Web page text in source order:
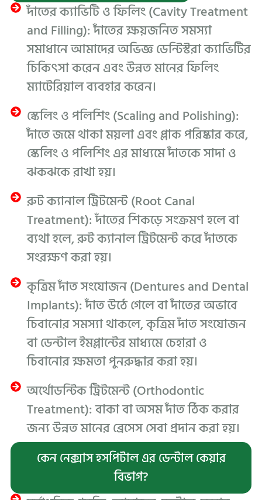
দাঁতের ক্যাভিটি ও ফিলিং (Cavity Treatment
and Filling): দাঁতের ক্ষয়জনিত সমস্যা
সমাধানে আমাদের অভিজ্ঞ ডেন্টিস্টরা ক্যাভিটির
চিকিৎসা করেন এবং উন্নত মানের ফিলিং
ম্যাটেরিয়াল ব্যবহার করেন।
স্কেলিং ও পলিশিং (Scaling and Polishing):
দাঁতে জমে থাকা ময়লা এবং প্লাক পরিষ্কার করে,
স্কেলিং ও পলিশিং এর মাধ্যমে দাঁতকে সাদা ও
ঝকঝকে রাখা হয়।
রুট ক্যানাল ট্রিটমেন্ট (Root Canal
Treatment): দাঁতের শিকড়ে সংক্রমণ হলে বা
ব্যথা হলে, রুট ক্যানাল ট্রিটমেন্ট করে দাঁতকে
সংরক্ষণ করা হয়।
কৃত্রিম দাঁত সংযোজন (Dentures and Dental
Implants): দাঁত উঠে গেলে বা দাঁতের অভাবে
চিবানোর সমস্যা থাকলে, কৃত্রিম দাঁত সংযোজন
বা ডেন্টাল ইমপ্লান্টের মাধ্যমে চেহারা ও
চিবানোর ক্ষমতা পুনরুদ্ধার করা হয়।
অর্থোডন্টিক ট্রিটমেন্ট (Orthodontic
Treatment): বাকা বা অসম দাঁত ঠিক করার
জন্য উন্নত মানের ব্রেসেস সেবা প্রদান করা হয়।
কেন নেক্সাস হসপিটাল এর ডেন্টাল কেয়ার
বিভাগ?